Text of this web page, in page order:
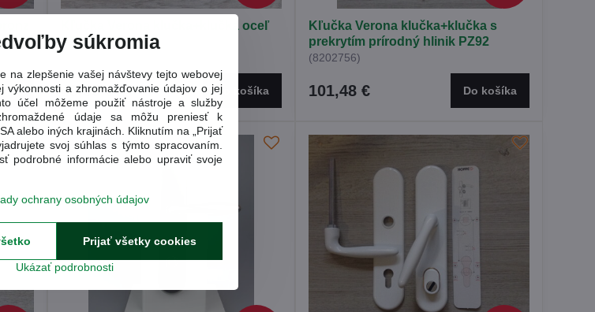
Kľučka Verona klučka+klučka oceľ
PZ92
(3218961)
48,39 € Do košíka
Kľučka Verona klučka+klučka s
prekrytím prírodný hlinik PZ92
(8202756)
101,48 € Do košíka
súkromia
na zlepšenie vašej návštevy tejto webovej
výkonnosti a zhromažďovanie údajov o jej
účel môžeme použiť nástroje a služby
údaje sa môžu preniesť k
alebo iných krajinách. Kliknutím na „Prijať
svoj súhlas s týmto spracovaním.
podrobné informácie alebo upraviť svoje
ochrany osobných údajov
Ukázať podrobnosti
Prijať všetky cookies